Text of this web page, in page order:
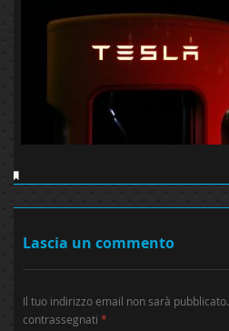
Lascia un commento
Il tuo indirizzo email non sarà pubblicato.
contrassegnati *